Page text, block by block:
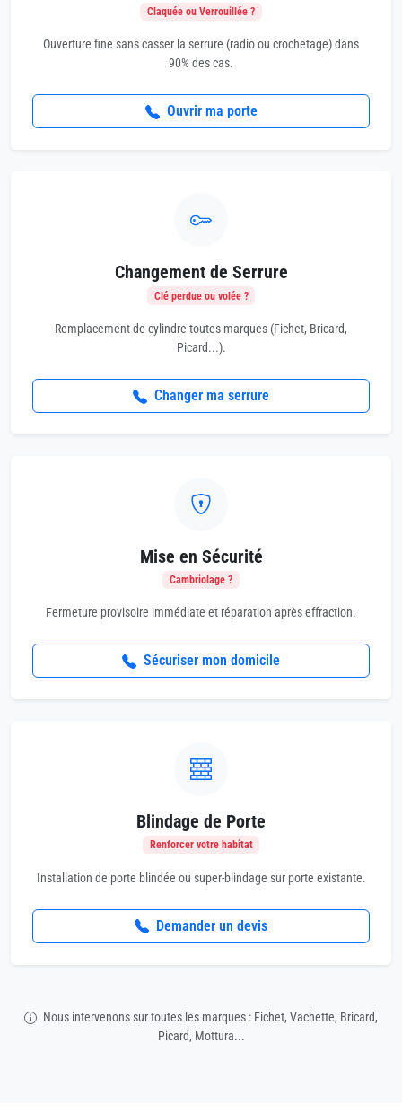
Claquée ou Verrouillée ?
Ouverture fine sans casser la serrure (radio ou crochetage) dans
90% des cas.
Ouvrir ma porte
Changement de Serrure
Clé perdue ou volée ?
Remplacement de cylindre toutes marques (Fichet, Bricard,
Picard...).
Changer ma serrure
Mise en Sécurité
Cambriolage ?
Fermeture provisoire immédiate et réparation après effraction.
Sécuriser mon domicile
Blindage de Porte
Renforcer votre habitat
Installation de porte blindée ou super-blindage sur porte existante.
Demander un devis
Nous intervenons sur toutes les marques : Fichet, Vachette, Bricard,
Picard, Mottura...